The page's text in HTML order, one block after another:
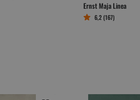
Ernst Maja Linea
6,2 (167)